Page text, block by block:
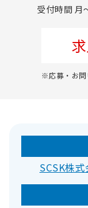
受付時間 月
※応募・お問
SCSK株